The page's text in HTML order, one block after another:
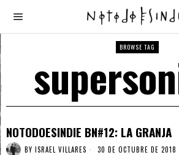
BROWSE TAG
NOTODOESINDIE BN#12: LA GRANJA
BY ISRAEL VILLARES 30 DE OCTUBRE DE 2018